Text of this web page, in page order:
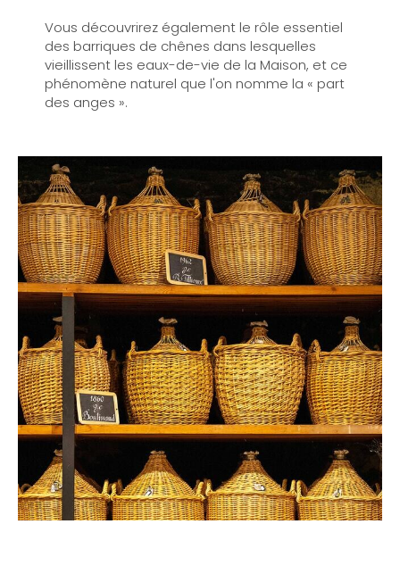
Vous découvrirez également le rôle essentiel
des barriques de chênes dans lesquelles
vieillissent les eaux-de-vie de la Maison, et ce
phénomène naturel que l'on nomme la « part
des anges ».